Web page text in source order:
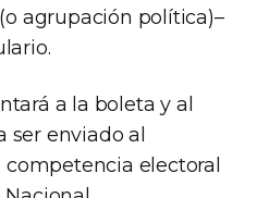
agrupación política)–
a la boleta y al
ser enviado al
competencia electoral